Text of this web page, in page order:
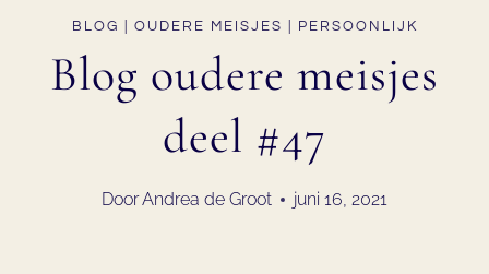
BLOG OUDERE MEISJES PERSOONLIJK
Blog oudere meisjes
deel #47
DoorAndrea de Groot juni 16, 2021